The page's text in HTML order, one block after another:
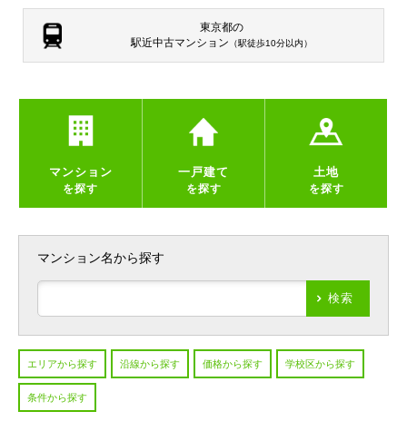
東京都の
駅近中古マンション （駅徒歩10分以内）
マンション
を探す
一戸建て
を探す
土地
を探す
マンション名から探す
検索
エリアから探す 沿線から探す 価格から探す 学校区から探す
条件から探す